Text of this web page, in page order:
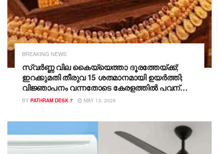
BREAKING NEWS
സ്വർണ്ണ വില കൈയ്യെത്താ ദൂരത്തേയ്ക്ക്;
ഇറക്കുമതി തീരുവ 15 ശതമാനമായി ഉയർത്തി;
വിജ്ഞാപനം വന്നതോടെ കേരളത്തിൽ പവന്
10,200 രൂപ കൂടി
BY PATHRAM DESK 7 MAY 13, 2026